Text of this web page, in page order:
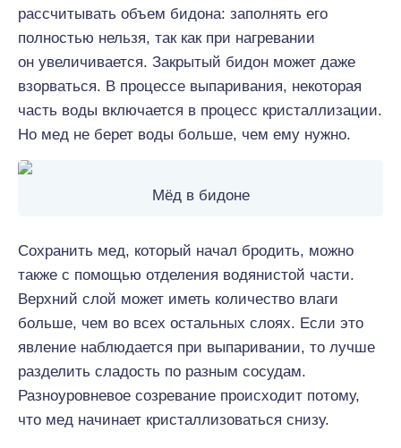
рассчитывать объем бидона: заполнять его
полностью нельзя, так как при нагревании
он увеличивается. Закрытый бидон может даже
взорваться. В процессе выпаривания, некоторая
часть воды включается в процесс кристаллизации.
Но мед не берет воды больше, чем ему нужно.
Мёд в бидоне
Сохранить мед, который начал бродить, можно
также с помощью отделения водянистой части.
Верхний слой может иметь количество влаги
больше, чем во всех остальных слоях. Если это
явление наблюдается при выпаривании, то лучше
разделить сладость по разным сосудам.
Разноуровневое созревание происходит потому,
что мед начинает кристаллизоваться снизу.